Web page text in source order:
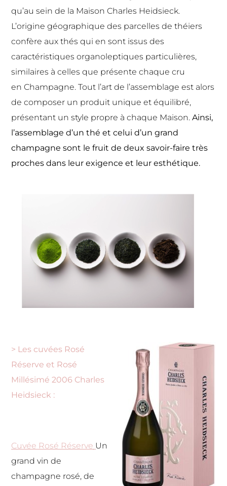
qu’au sein de la Maison Charles Heidsieck.
L’origine géographique des parcelles de théiers
confère aux thés qui en sont issus des
caractéristiquesorganoleptiques particulières,
similaires à celles que présente chaque cru
enChampagne. Tout l’art de l’assemblage est alors
de composer un produit unique etéquilibré,
présentant un style propre à chaque Maison.Ainsi,
l’assemblage d’un théet celui d’un grand
champagne sont le fruit de deux savoir-faire très
proches dans leur exigence et leur esthétique.
> Les cuvées Rosé
Réserve et Rosé
Millésimé 2006 Charles
Heidsieck :
Cuvée Rosé Réserve Un
grand vin de
champagne rosé, de